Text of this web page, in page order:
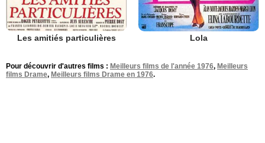
Les amitiés particulières Lola
Pour découvrir d'autres films : Meilleurs films de l'année 1976, Meilleurs
films Drame, Meilleurs films Drame en 1976.